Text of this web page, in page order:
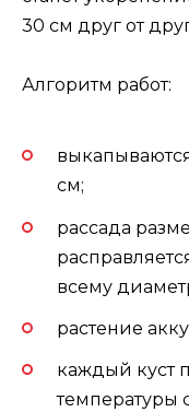
30 см друг от
Алгоритм работ:
см;
рассада
всему
растение
каждый куст
температуры